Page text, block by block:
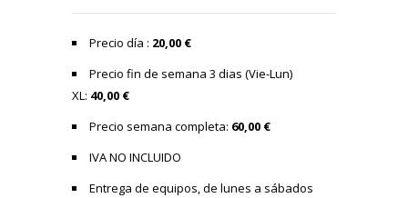
Precio día : 20,00 €
Precio fin de semana 3 dias (Vie-Lun)
XL: 40,00 €
Precio semana completa: 60,00 €
IVA NO INCLUIDO
Entrega de equipos, de lunes a sábados